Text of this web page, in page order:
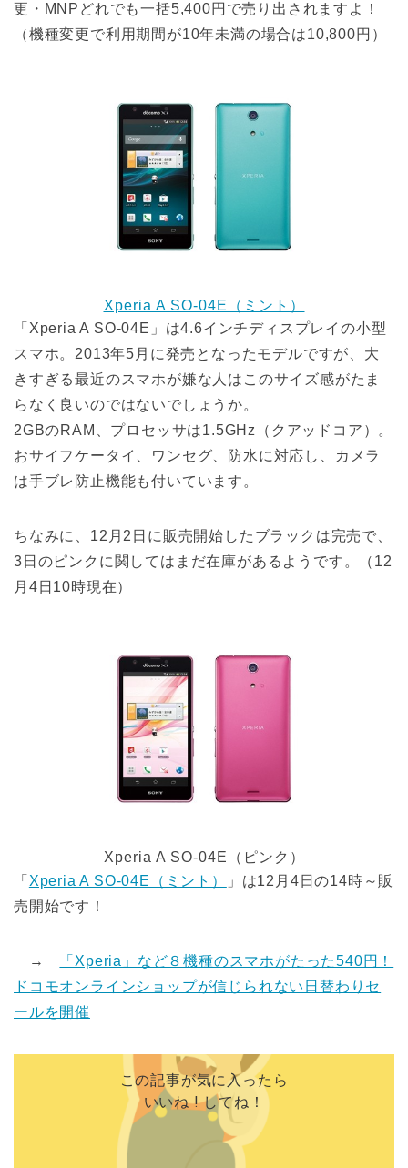
更・MNPどれでも一括5,400円で売り出されますよ！
（機種変更で利用期間が10年未満の場合は10,800円）
Xperia A SO-04E（ミント）
「Xperia A SO-04E」は4.6インチディスプレイの小型
スマホ。2013年5月に発売となったモデルですが、大
きすぎる最近のスマホが嫌な人はこのサイズ感がたま
らなく良いのではないでしょうか。
2GBのRAM、プロセッサは1.5GHz（クアッドコア）。
おサイフケータイ、ワンセグ、防水に対応し、カメラ
は手ブレ防止機能も付いています。
ちなみに、12月2日に販売開始したブラックは完売で、
3日のピンクに関してはまだ在庫があるようです。（12
月4日10時現在）
Xperia A SO-04E（ピンク）
「 Xperia A SO-04E（ミント）
」は12月4日の14時～販
売開始です！
→
「Xperia」など８機種のスマホがたった540円！
ドコモオンラインショップが信じられない日替わりセ
ールを開催
この記事が気に入ったら
いいね ! してね！